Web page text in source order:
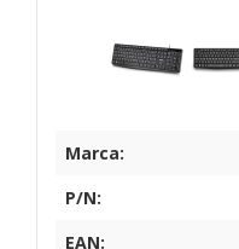
Marca:
P/N:
EAN: